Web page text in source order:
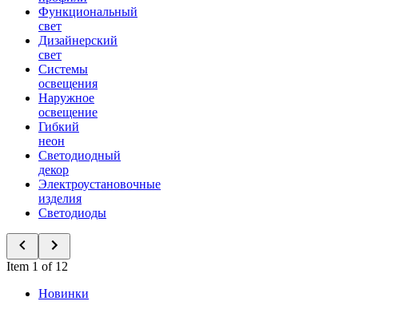
Функциональный
свет
Дизайнерский
свет
Системы
освещения
Наружное
освещение
Гибкий
неон
Светодиодный
декор
Электроустановочные
изделия
Светодиоды
Item 1 of 12
Новинки